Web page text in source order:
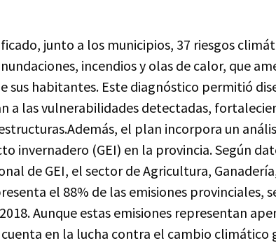
junto a los municipios, 37 riesgos
incendios y olas de calor, que
sus habitantes. Este diagnóstico permitió
a las vulnerabilidades detectadas,
el plan incorpora un
invernadero (GEI) en la provincia. Según
de GEI, el sector de Agricultura,
el 88% de las emisiones provinciales,
Aunque estas emisiones representan
en la lucha contra el cambio climático